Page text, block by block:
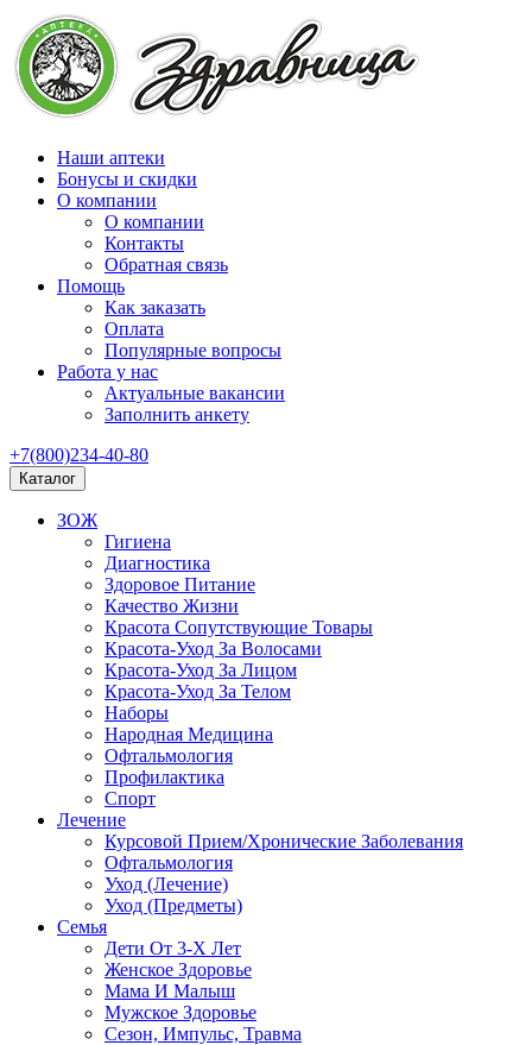
Наши аптеки
Бонусы и скидки
О компании
О компании
Контакты
Обратная связь
Помощь
Как заказать
Оплата
Популярные вопросы
Работа у нас
Актуальные вакансии
Заполнить анкету
+7(800)234-40-80
Каталог
ЗОЖ
Гигиена
Диагностика
Здоровое Питание
Качество Жизни
Красота Сопутствующие Товары
Красота-Уход За Волосами
Красота-Уход За Лицом
Красота-Уход За Телом
Наборы
Народная Медицина
Офтальмология
Профилактика
Спорт
Лечение
Курсовой Прием/Хронические Заболевания
Офтальмология
Уход (Лечение)
Уход (Предметы)
Семья
Дети От 3-Х Лет
Женское Здоровье
Мама И Малыш
Мужское Здоровье
Сезон, Импульс, Травма